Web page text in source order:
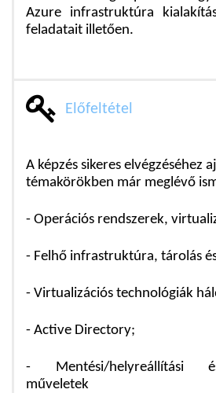
Azure infrastruktúra
feladatait illetően.
Előfeltétel
A képzés sikeres elvégzéséhez
témakörökben már meglévő
- Operációs rendszerek,
- Felhő infrastruktúra, tárolás
- Virtualizációs technológiák
- Active Directory;
- Mentési/helyreállítási
műveletek